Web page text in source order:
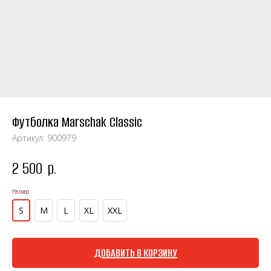
Футболка Marschak Classic
Артикул: 900979
2 500 р.
Размер
S M L XL XXL
ДОБАВИТЬ В КОРЗИНУ